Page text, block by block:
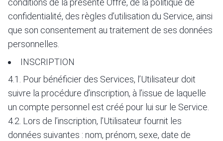
conditions de la présente Offre, de la politique de
confidentialité, des règles d’utilisation du Service, ainsi
que son consentement au traitement de ses données
personnelles.
INSCRIPTION
4.1. Pour bénéficier des Services, l’Utilisateur doit
suivre la procédure d’inscription, à l’issue de laquelle
un compte personnel est créé pour lui sur le Service.
4.2. Lors de l’inscription, l’Utilisateur fournit les
données suivantes : nom, prénom, sexe, date de